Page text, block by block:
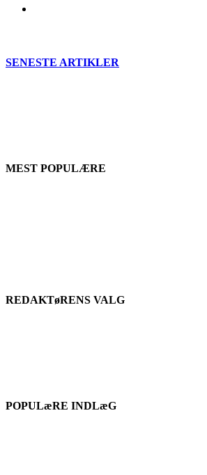
SENESTE ARTIKLER
MEST POPULÆRE
REDAKTøRENS VALG
POPULæRE INDLæG